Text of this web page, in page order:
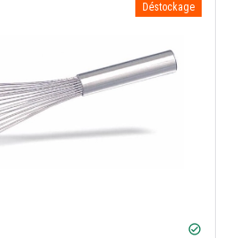
Déstockage
check_circle